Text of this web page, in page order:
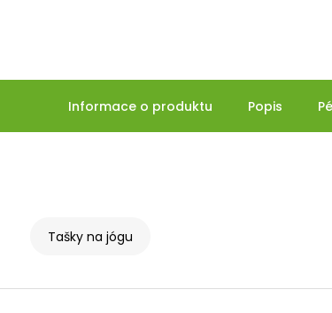
Informace o produktu Popis
Tašky na jógu